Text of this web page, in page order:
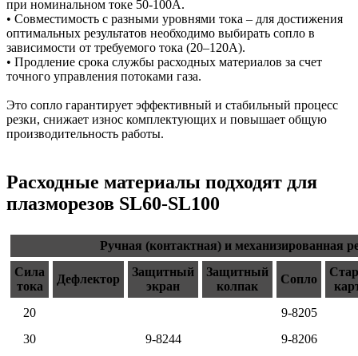
при номинальном токе 50-100А.
• Совместимость с разными уровнями тока – для достижения
оптимальных результатов необходимо выбирать сопло в
зависимости от требуемого тока (20–120А).
• Продление срока службы расходных материалов за счет
точного управления потоками газа.
Это сопло гарантирует эффективный и стабильный процесс
резки, снижает износ комплектующих и повышает общую
производительность работы.
Расходные материалы подходят для
плазморезов SL60-SL100
Ручная (контактная) и механизированная
Сила
тока
Дефлектор
Защитный
экран
Защитный
колпак
Сопло
20
9-8244
9-8205
30
9-8206